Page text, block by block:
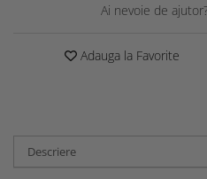
Ai nevoie de
Adauga la Favorite
Descriere